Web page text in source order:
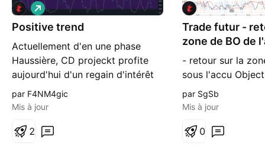
Positive trend
Actuellement d'en une phase
Haussière, CD projeckt profite
aujourd'hui d'un regain d'intérêt
pour les entreprises de jeux
vidéo avec la prise de position
cherchera un premier Take profit
L
o
n
par F4NM4gic
Mis à jour
2
Trade futur -
zone de BO de
- retour sur la
sous l'accu
le plus vite
du BO Accu)
de prix B (au
par SgSb
Mis à jour
0